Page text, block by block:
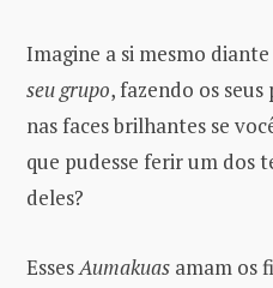
Imagine a si mesmo diante
seu grupo, fazendo os
nas faces brilhantes se
que pudesse ferir um dos
deles?
EssesAumakuas amam os